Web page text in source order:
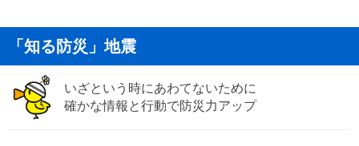
「知る防災」地震
いざという時にあわてないために
確かな情報と行動で防災力アップ